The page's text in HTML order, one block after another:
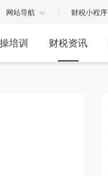
网站导航 财税小程序
培训 财税资讯